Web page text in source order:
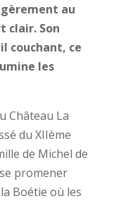
au
clair. Son
couchant, ce
les
Château La
du XIIème
de Michel de
promener
Boétie où les